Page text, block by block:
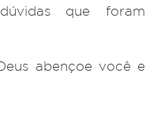
que foram
abençoe você e